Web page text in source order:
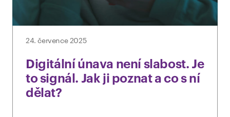
24. července 2025
Digitální únava není slabost. Je
to signál. Jak ji poznat a co s ní
dělat?